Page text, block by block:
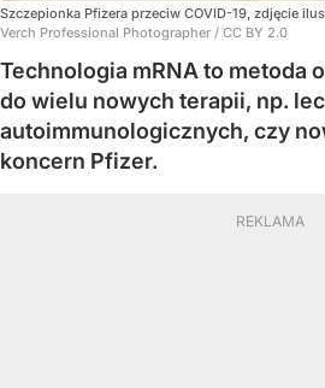
Szczepionka Pfizera przeciw COVID-19, zdjęcie
Verch Professional Photographer / CC BY 2.0
Technologia mRNA to metoda
do wielu nowych terapii, np.
autoimmunologicznych, czy
koncern Pfizer.